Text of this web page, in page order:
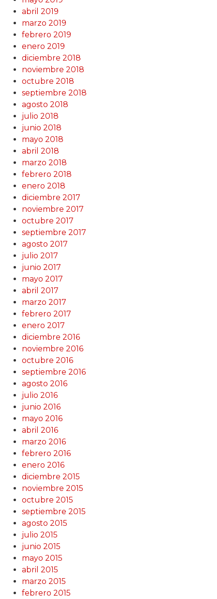
abril 2019
marzo 2019
febrero 2019
enero 2019
diciembre 2018
noviembre 2018
octubre 2018
septiembre 2018
agosto 2018
julio 2018
junio 2018
mayo 2018
abril 2018
marzo 2018
febrero 2018
enero 2018
diciembre 2017
noviembre 2017
octubre 2017
septiembre 2017
agosto 2017
julio 2017
junio 2017
mayo 2017
abril 2017
marzo 2017
febrero 2017
enero 2017
diciembre 2016
noviembre 2016
octubre 2016
septiembre 2016
agosto 2016
julio 2016
junio 2016
mayo 2016
abril 2016
marzo 2016
febrero 2016
enero 2016
diciembre 2015
noviembre 2015
octubre 2015
septiembre 2015
agosto 2015
julio 2015
junio 2015
mayo 2015
abril 2015
marzo 2015
febrero 2015